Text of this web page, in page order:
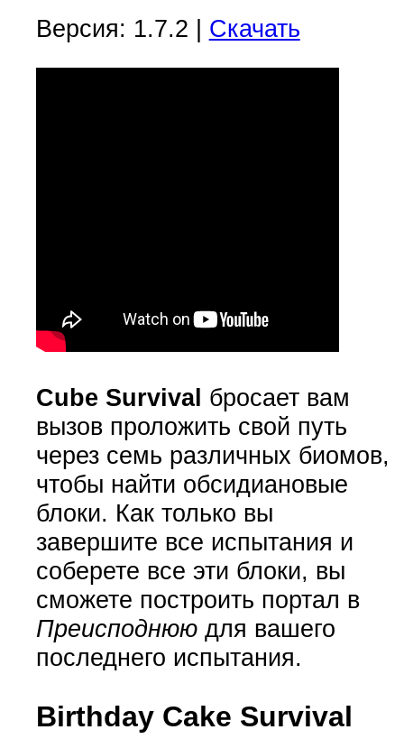
Версия: 1.7.2 | Скачать
Cube Survival бросает вам
вызов проложить свой путь
через семь различных биомов,
чтобы найти обсидиановые
блоки. Как только вы
завершите все испытания и
соберете все эти блоки, вы
сможете построить портал в
Преисподнююдля вашего
последнего испытания.
Birthday Cake Survival